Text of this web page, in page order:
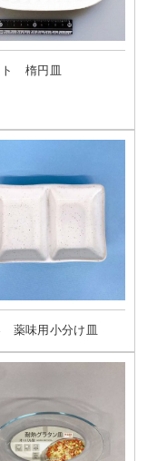
ト 楕円皿
薬味用小分け皿